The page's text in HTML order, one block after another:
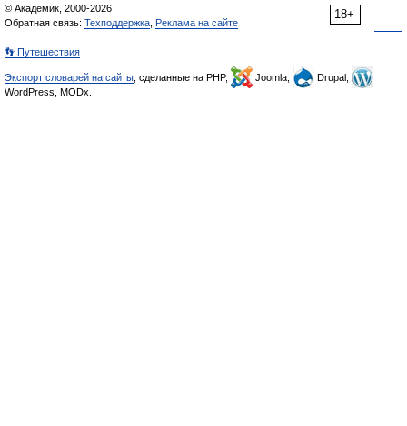
18+
© Академик, 2000-2026
Обратная связь: Техподдержка Реклама на сайте
👣 Путешествия
Экспорт словарей на сайты , сделанные на PHP, Joomla,
Drupal,
WordPress, MODx.